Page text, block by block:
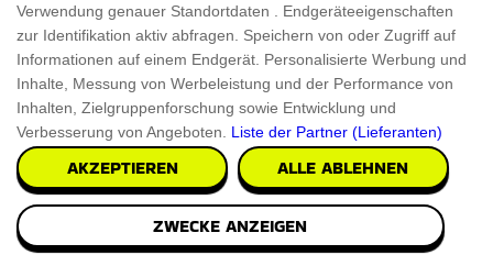
Cadillac Auto Wandregal Rosa
Das Cadillac Auto Wandregal Rosa setzt einen tollen
Akzent in Ihrer Küche. Entworfen aus einer Misc
Verwendung genauer Standortdaten . Endgeräteeigenschaften
zur Identifikation aktiv abfragen. Speichern von oder Zugriff auf
Informationen auf einem Endgerät. Personalisierte Werbung und
Inhalte, Messung von Werbeleistung und der Performance von
Inhalten, Zielgruppenforschung sowie Entwicklung und
Verbesserung von Angeboten. Liste der Partner (Lieferanten)
AKZEPTIEREN ALLE ABLEHNEN
ZWECKE ANZEIGEN